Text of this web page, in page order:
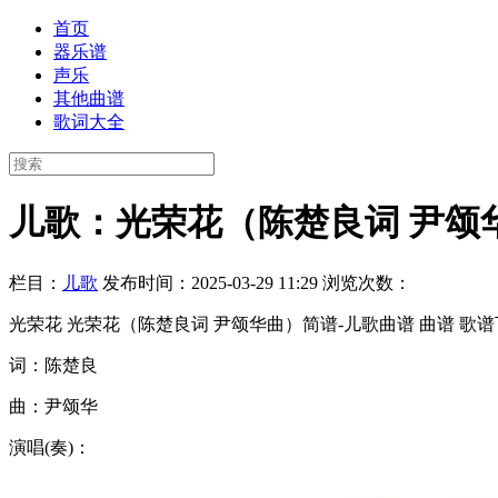
首页
器乐谱
声乐
其他曲谱
歌词大全
儿歌：光荣花（陈楚良词 尹颂
栏目： 儿歌 发布时间：2025-03-29 11:29 浏览次数：
光荣花 光荣花（陈楚良词 尹颂华曲）简谱-儿歌曲谱 曲谱 歌谱
词：陈楚良
曲：尹颂华
演唱(奏)：